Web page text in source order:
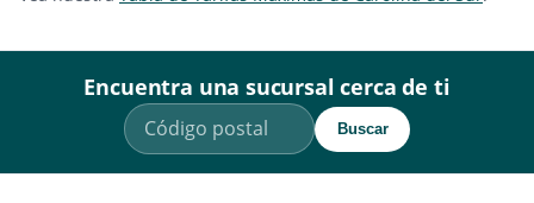
Encuentra una sucursal cerca de ti
Buscar